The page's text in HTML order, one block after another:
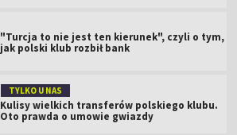
"Turcja to nie jest ten kierunek", czyli o tym,
jak polski klub rozbił bank
TYLKO U NAS
Kulisy wielkich transferów polskiego klubu.
Oto prawda o umowie gwiazdy